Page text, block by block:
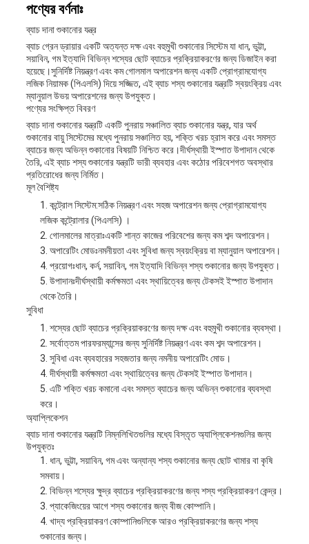
পণ্যের বর্ণনাঃ
ব্যাচ দানা শুকানোর যন্ত্র
ব্যাচ গ্রেন ড্রায়ার একটি অত্যন্ত দক্ষ এবং বহুমুখী শুকানোর সিস্টেম যা ধান, ভুট্টা,
সয়াবিন, গম ইত্যাদি বিভিন্ন শস্যের ছোট ব্যাচের প্রক্রিয়াকরণের জন্য ডিজাইন করা
হয়েছে।সুনির্দিষ্ট নিয়ন্ত্রণ এবং কম গোলমাল অপারেশন জন্য একটি প্রোগ্রামযোগ্য
লজিক নিয়ামক (পিএলসি) দিয়ে সজ্জিত, এই ব্যাচ শস্য শুকানোর যন্ত্রটি স্বয়ংক্রিয় এবং
ম্যানুয়াল উভয় অপারেশনের জন্য উপযুক্ত।
পণ্যের সংক্ষিপ্ত বিবরণ
ব্যাচ দানা শুকানোর যন্ত্রটি একটি পুনরায় সঞ্চালিত ব্যাচ শুকানোর যন্ত্র, যার অর্থ
শুকানোর বায়ু সিস্টেমের মধ্যে পুনরায় সঞ্চালিত হয়, শক্তি খরচ হ্রাস করে এবং সমস্ত
ব্যাচের জন্য অভিন্ন শুকানোর বিষয়টি নিশ্চিত করে।দীর্ঘস্থায়ী ইস্পাত উপাদান থেকে
তৈরি, এই ব্যাচ শস্য শুকানোর যন্ত্রটি ভারী ব্যবহার এবং কঠোর পরিবেশগত অবস্থার
প্রতিরোধের জন্য নির্মিত।
মূল বৈশিষ্ট্য
কন্ট্রোল সিস্টেম:সঠিক নিয়ন্ত্রণ এবং সহজ অপারেশন জন্য প্রোগ্রামযোগ্য
লজিক কন্ট্রোলার (পিএলসি) ।
গোলমালের মাত্রাঃএকটি শান্ত কাজের পরিবেশের জন্য কম শব্দ অপারেশন।
অপারেটিং মোডঃনমনীয়তা এবং সুবিধা জন্য স্বয়ংক্রিয় বা ম্যানুয়াল অপারেশন।
প্রয়োগঃধান, কর্ন, সয়াবিন, গম ইত্যাদি বিভিন্ন শস্য শুকানোর জন্য উপযুক্ত।
উপাদানঃদীর্ঘস্থায়ী কর্মক্ষমতা এবং স্থায়িত্বের জন্য টেকসই ইস্পাত উপাদান
থেকে তৈরি।
সুবিধা
শস্যের ছোট ব্যাচের প্রক্রিয়াকরণের জন্য দক্ষ এবং বহুমুখী শুকানোর ব্যবস্থা।
সর্বোত্তম পারফরম্যান্সের জন্য সুনির্দিষ্ট নিয়ন্ত্রণ এবং কম শব্দ অপারেশন।
সুবিধা এবং ব্যবহারের সহজতার জন্য নমনীয় অপারেটিং মোড।
দীর্ঘস্থায়ী কর্মক্ষমতা এবং স্থায়িত্বের জন্য টেকসই ইস্পাত উপাদান।
এটি শক্তি খরচ কমানো এবং সমস্ত ব্যাচের জন্য অভিন্ন শুকানোর ব্যবস্থা
করে।
অ্যাপ্লিকেশন
ব্যাচ দানা শুকানোর যন্ত্রটি নিম্নলিখিতগুলির মধ্যে বিস্তৃত অ্যাপ্লিকেশনগুলির জন্য
উপযুক্তঃ
ধান, ভুট্টা, সয়াবিন, গম এবং অন্যান্য শস্য শুকানোর জন্য ছোট খামার বা কৃষি
সমবায়।
বিভিন্ন শস্যের ক্ষুদ্র ব্যাচের প্রক্রিয়াকরণের জন্য শস্য প্রক্রিয়াকরণ কেন্দ্র।
প্যাকেজিংয়ের আগে শস্য শুকানোর জন্য বীজ কোম্পানি।
খাদ্য প্রক্রিয়াকরণ কোম্পানিগুলিকে আরও প্রক্রিয়াকরণের জন্য শস্য
শুকানোর জন্য।